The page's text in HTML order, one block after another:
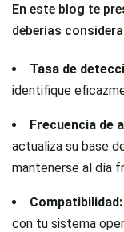
En este blog te
deberías
Tasa de
identifique
Frecuencia de
actualiza su base
mantenerse al día
Compatibilidad:
con tu sistema